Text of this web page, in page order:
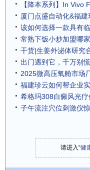
【降本系列】In Vivo
厦门点盛自动化&福
该如何选择一款具有
常熟下饭小炒加盟哪
干货|生姜外泌体研究
出门遇到它，千万别
2025微高压氧舱市场
福建珍云如何帮企业
希格玛308白癜风光疗
子午流注穴位刺激仪
请进入“健